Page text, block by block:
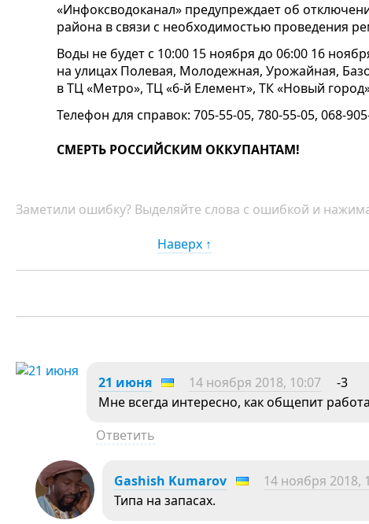
«Инфоксводоканал» предупреждает об
района в связи с необходимостью проведения
Воды не будет с 10:00 15 ноября до 06:00 16
на улицах Полевая, Молодежная, Урожайная,
в ТЦ «Метро», ТЦ «6-й Елемент», ТК «Новый
Телефон для справок: 705-55-05, 780-55-05, 068-
СМЕРТЬ РОССИЙСКИМ ОККУПАНТАМ!
Заметили ошибку? Выделяйте слова с ошибкой и
Наверх ↑
21 июня 14 ноября 2018, 10:07
-3
Мне всегда интересно, как общепит
Ответить
Gashish Kumarov 14 ноября 2018,
Типа на запасах.